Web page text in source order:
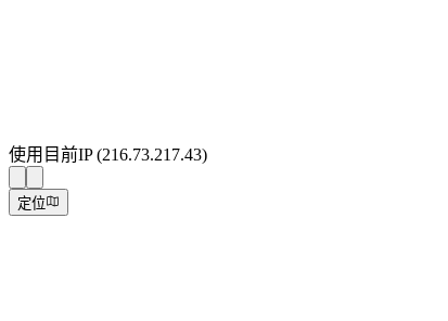
使用目前IP(216.73.217.43)
定位